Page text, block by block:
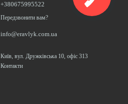
+380675995522
Передзвонити вам?
info@eravlyk.com.ua
Київ, вул. Дружківська 10, офіс 313
Контакти